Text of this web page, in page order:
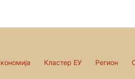
Кластер ЕУ Регион